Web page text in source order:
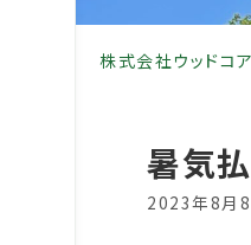
株式会社ウッドコ
暑気
2023年8月